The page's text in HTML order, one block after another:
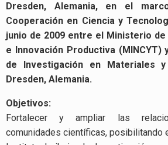
Dresden, Alemania, en el
Cooperación en Ciencia y
junio de 2009 entre el Ministerio
e Innovación Productiva (MINCYT)
de Investigación en Materiales
Dresden, Alemania.
Objetivos:
Fortalecer y ampliar las
comunidades científicas, posibilitando